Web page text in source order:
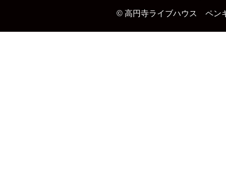
© 高円寺ライブハウス ペン